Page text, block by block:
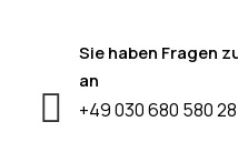
Sie haben Fragen
an
+49 030 680 580 28